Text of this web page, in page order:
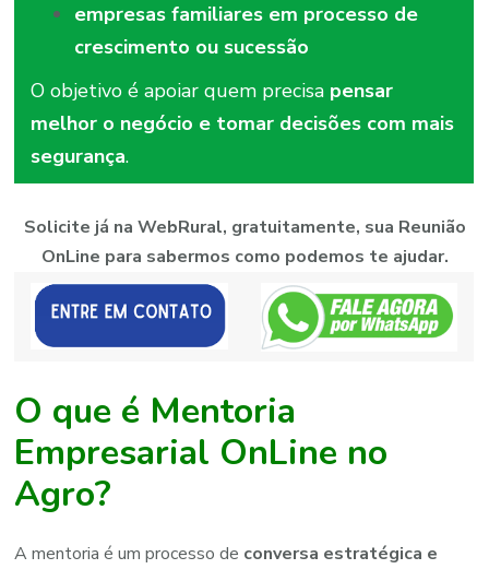
empresas familiares em processo de
crescimento ou sucessão
Oobjetivoéapoiarquem precisa pensar
melhor o negócio e tomar decisões com mais
segurança.
Solicite já na WebRural, gratuitamente, sua Reunião
OnLine para sabermos como podemos te ajudar.
O que é Mentoria
Empresarial OnLine no
Agro?
Amentoriaéumprocessode conversa estratégica e